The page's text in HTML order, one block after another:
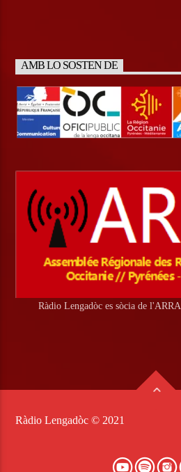
AMB LO SOSTEN DE
Ràdio Lengadòc es sòcia de l'ARRA
Ràdio Lengadòc © 2021